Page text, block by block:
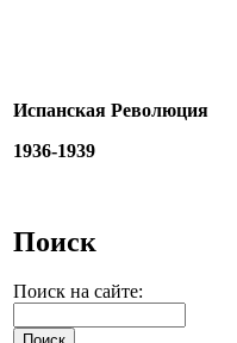
Испанская Революция
1936-1939
Поиск
Поиск на сайте: